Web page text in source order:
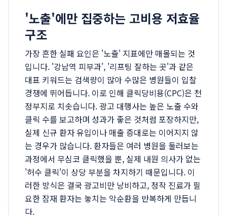
'노출'에만 집중하는 고비용 저효율
구조
가장 흔한 실패 요인은 '노출' 지표에만 매몰되는 것
입니다. '강남역 피부과', '리프팅 잘하는 곳'과 같은
대표 키워드는 검색량이 많아 수많은 병원들이 입찰
경쟁에 뛰어듭니다. 이로 인해 클릭당비용(CPC)은 천
정부지로 치솟습니다. 광고 대행사는 높은 노출 수와
클릭 수를 보고하며 성과가 좋은 것처럼 포장하지만,
실제 신규 환자 유입이나 매출 증대로는 이어지지 않
는 경우가 많습니다. 환자들은 여러 병원을 둘러보는
과정에서 무심코 클릭했을 뿐, 실제 내원 의사가 없는
'허수 클릭'이 상당 부분을 차지하기 때문입니다. 이
러한 방식은 결국 광고비만 낭비하고, 정작 진료가 필
요한 잠재 환자는 놓치는 악순환을 반복하게 만듭니
다.